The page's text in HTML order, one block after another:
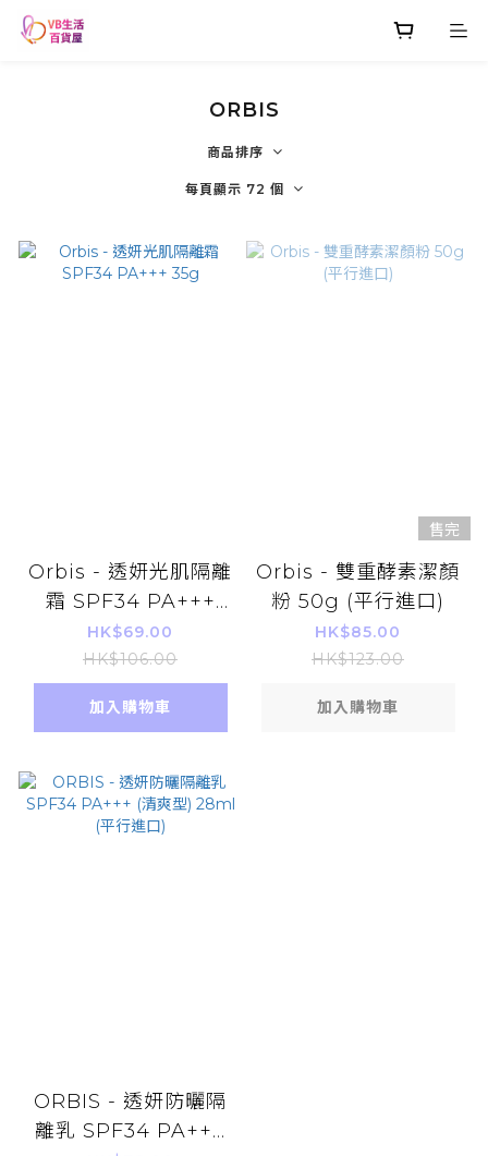
ORBIS
商品排序
每頁顯示 72 個
Orbis - 透妍光肌隔離
霜 SPF34 PA+++
35g
HK$69.00
HK$106.00
加入購物車
售完
Orbis - 雙重酵素潔顏
粉 50g (平行進口)
HK$85.00
HK$123.00
加入購物車
ORBIS - 透妍防曬隔
離乳 SPF34 PA+++